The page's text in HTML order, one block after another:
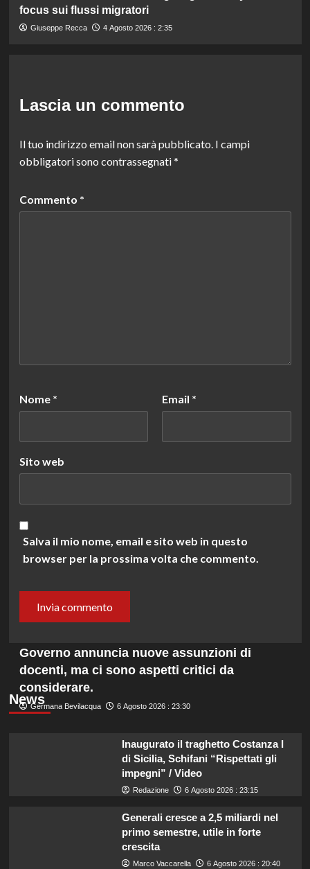
focus sui flussi migratori
Giuseppe Recca 4 Agosto 2026 : 2:35
Lascia un commento
Il tuo indirizzo email non sarà pubblicato. I campi
obbligatori sono contrassegnati*
Commento *
Nome * Email *
Sito web
Salva il mio nome, email e sito web in questo
browser per la prossima volta che commento.
News
Governo annuncia nuove assunzioni di
docenti, ma ci sono aspetti critici da
considerare.
Germana Bevilacqua 6 Agosto 2026 : 23:30
Inaugurato il traghetto Costanza I
di Sicilia, Schifani “Rispettati gli
impegni” / Video
Redazione 6 Agosto 2026 : 23:15
Generali cresce a 2,5 miliardi nel
primo semestre, utile in forte
crescita
Marco Vaccarella 6 Agosto 2026 : 20:40